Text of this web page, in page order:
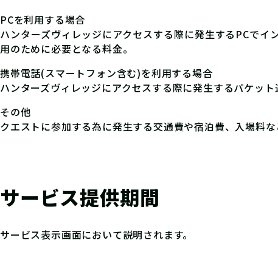
PCを利用する場合
ハンターズヴィレッジにアクセスする際に発生するPCで
用のために必要となる料金。
携帯電話(スマートフォン含む)を利用する場合
ハンターズヴィレッジにアクセスする際に発生するパケッ
その他
クエストに参加する為に発生する交通費や宿泊費、入場料
サービス提供期間
サービス表示画面において説明されます。